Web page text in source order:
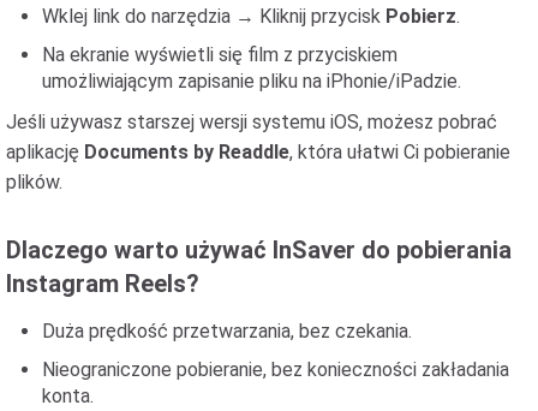
Wklej link do narzędzia → Kliknij przycisk Pobierz.
Na ekranie wyświetli się film z przyciskiem
umożliwiającym zapisanie pliku na iPhonie/iPadzie.
Jeśli używasz starszej wersji systemu iOS, możesz pobrać
aplikację Documents by Readdle, która ułatwi Ci pobieranie
plików.
Dlaczego warto używać InSaver do pobierania
Instagram Reels?
Duża prędkość przetwarzania, bez czekania.
Nieograniczone pobieranie, bez konieczności zakładania
konta.